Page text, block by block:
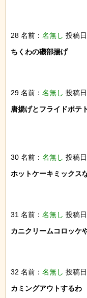
28 名前： 名無し 投稿
ちくわの磯部揚げ
29 名前： 名無し 投稿
唐揚げとフライドポテ
30 名前： 名無し 投稿
ホットケーキミックス
31 名前： 名無し 投稿
カニクリームコロッケ
32 名前： 名無し 投稿
カミングアウトするわ